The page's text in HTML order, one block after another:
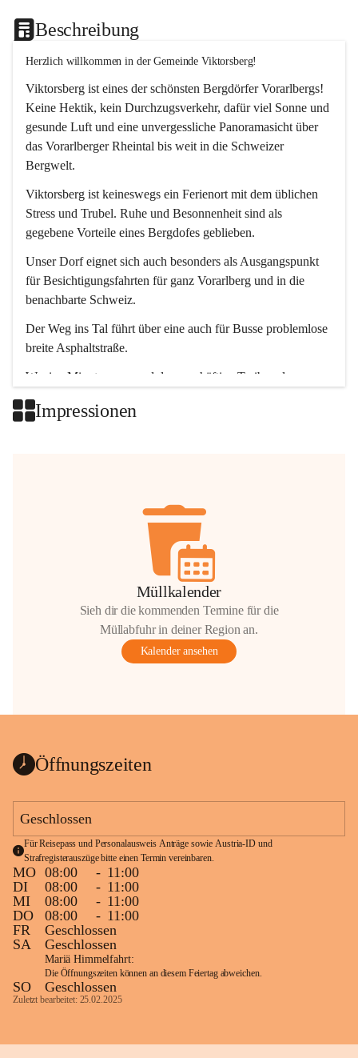
Beschreibung
Herzlich willkommen in der Gemeinde Viktorsberg!
Viktorsberg ist eines der schönsten Bergdörfer Vorarlbergs!
Keine Hektik, kein Durchzugsverkehr, dafür viel Sonne und
gesunde Luft und eine unvergessliche Panoramasicht über
das Vorarlberger Rheintal bis weit in die Schweizer
Bergwelt.
Viktorsberg ist keineswegs ein Ferienort mit dem üblichen
Stress und Trubel. Ruhe und Besonnenheit sind als
gegebene Vorteile eines Bergdofes geblieben.
Unser Dorf eignet sich auch besonders als Ausgangspunkt
für Besichtigungsfahrten für ganz Vorarlberg und in die
benachbarte Schweiz.
Der Weg ins Tal führt über eine auch für Busse problemlose
breite Asphaltstraße.
Wenige Minuten nur, und das geschäftige Treiben der
Impressionen
Müllkalender
Sieh dir die kommenden Termine für die
Müllabfuhr in deiner Region an.
Kalender ansehen
Öffnungszeiten
Geschlossen
Für Reisepass und Personalausweis Anträge sowie Austria-ID und
Strafregisterauszüge bitte einen Termin vereinbaren.
MO 08:00 - 11:00
DI
08:00 - 11:00
MI
08:00 - 11:00
DO
08:00 - 11:00
FR
Geschlossen
SA
Geschlossen
Mariä Himmelfahrt:
Die Öffnungszeiten können an diesem Feiertag abweichen.
SO Geschlossen
Zuletzt bearbeitet: 25.02.2025